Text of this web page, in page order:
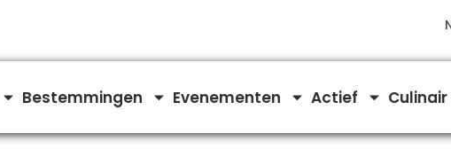
Bestemmingen Evenementen Actief Culinair